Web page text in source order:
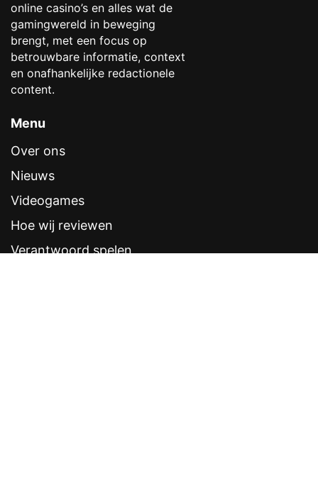
online casino’s en alles wat de
gamingwereld in beweging
brengt, met een focus op
betrouwbare informatie, context
en onafhankelijke redactionele
content.
Menu
Over ons
Nieuws
Videogames
Hoe wij reviewen
Verantwoord spelen